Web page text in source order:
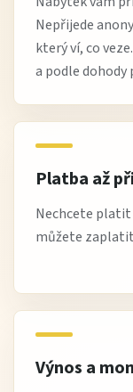
Nepřijede
který ví, co
a podle dohody
Platba až
Nechcete platit
můžete
Výnos a